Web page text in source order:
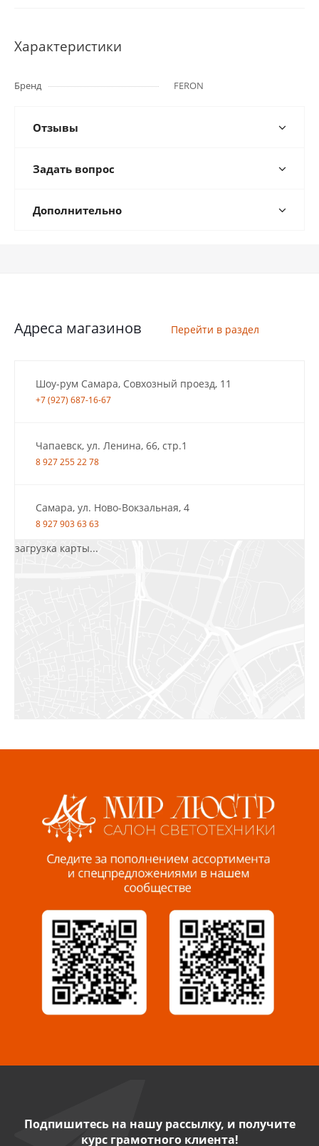
Характеристики
Бренд FERON
Отзывы
Задать вопрос
Дополнительно
Адреса магазинов Перейти в раздел
Шоу-рум Самара, Совхозный проезд, 11
+7 (927) 687-16-67
Чапаевск, ул. Ленина, 66, стр.1
8 927 255 22 78
Самара, ул. Ново-Вокзальная, 4
8 927 903 63 63
Пенза, ул. Пролетарская, 61 ТЦ "Стройбери"
Миасс, ул. Романенко, 95
8 922 500 30 39
Сызрань, ул. Декабристов, 1А
8 927 009 54 63
Саратов, ул. Танкистов, 37 (БЦ «Дикомп»)
Нефтекамск, ул. Ленина, 62
загрузка карты...
Подпишитесь на нашу рассылку, и получите
курс грамотного клиента!